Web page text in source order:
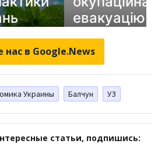
нас в Google.News
Украины Балчун УЗ
статьи, подпишись: